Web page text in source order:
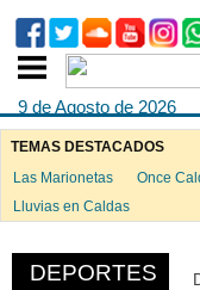
9 de Agosto de 2026
TEMAS DESTACADOS
Las Marionetas
Once
Lluvias en Caldas
DEPORTES